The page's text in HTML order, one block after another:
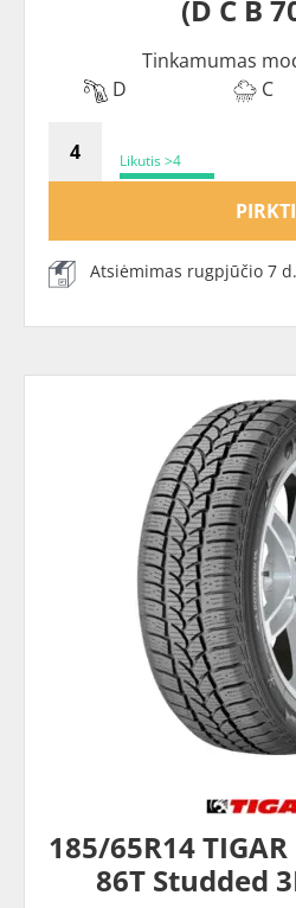
(D C B
Tinkamumas
D
C
Likutis >4
PIRKTI
Atsiėmimas rugpjūčio 7 d.
185/65R14 TIGAR
86T Studded